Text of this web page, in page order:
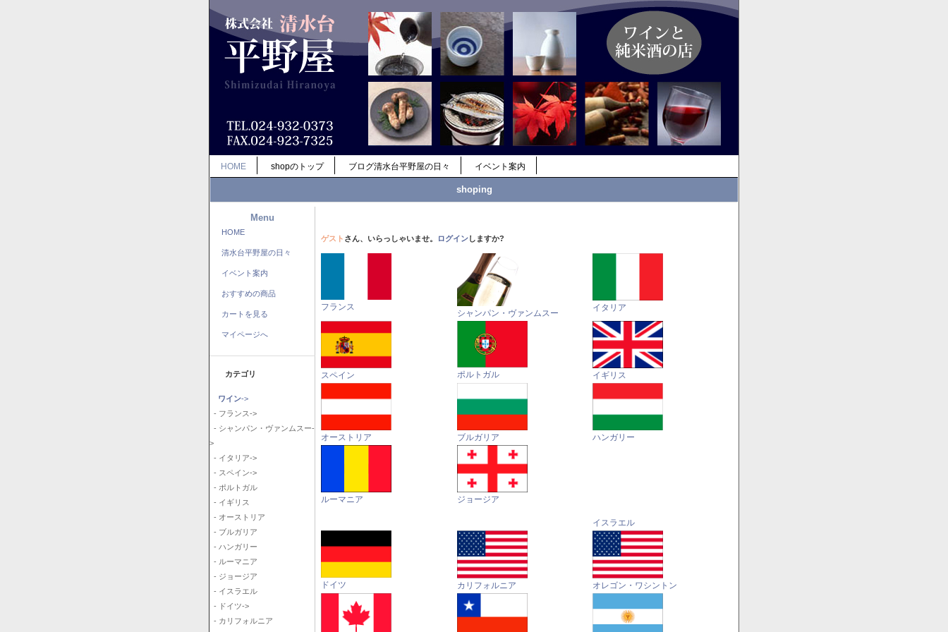
HOME shopのトップ ブログ清水台平野屋の日々 イベント案内
shoping
Menu
HOME
清水台平野屋の日々
イベント案内
おすすめの商品
カートを見る
マイページへ
カテゴリ
ワイン->
- フランス->
- シャンパン・ヴァンムスー-
>
- イタリア->
- スペイン->
- ポルトガル
- イギリス
- オーストリア
- ブルガリア
- ハンガリー
- ルーマニア
- ジョージア
- イスラエル
- ドイツ->
- カリフォルニア
ゲスト さん、いらっしゃいませ。 ログインしますか?
フランス
シャンパン・ヴァンムスー
イタリア
スペイン ポルトガル イギリス
オーストリア ブルガリア ハンガリー
ルーマニア ジョージア
イスラエル
ドイツ カリフォルニア オレゴン・ワシントン